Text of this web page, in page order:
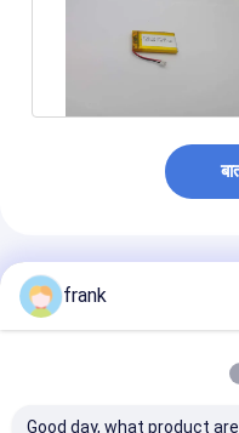
अनुशंसित उत्पाद
frank
Good day, what product